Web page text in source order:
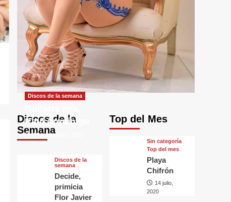
Discos de la
Semana
Discos de la semana
Raul Arquínigo
29 septiembre, 2025
Discos de la
semana
Decide,
primicia
Flor Javier
Top del Mes
Sin categorí­a
Top del mes
Playa
Chifrón
14 julio,
2020